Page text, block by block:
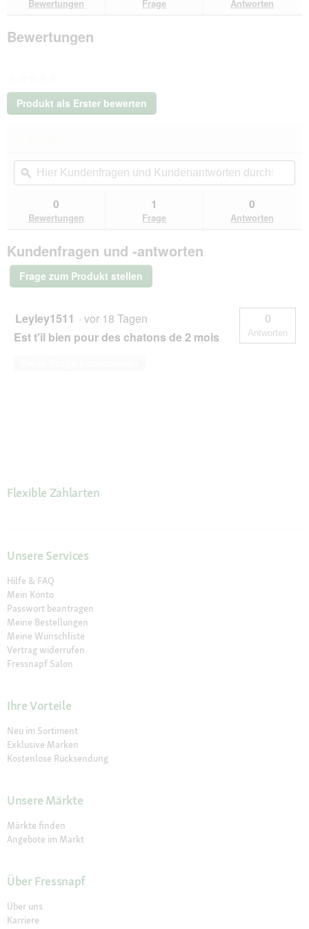
Katze
300
Bewertungen Frage Antworten
Bewertungen
Kein
Beurteilungswert
Produkt als Erster bewerten
.
wird
ein
Dialogfeld
geöffnet.
Beurteilungswert
für
Kitty's
Trockenfutter
Katze
300
Hier
Kundenfragen
und
Kundenantworten
durchsuchen
ϙ
0
Bewertungen
1
Frage
0
Antworten
Kundenfragen und -antworten
Frage zum Produkt stellen
Leyley1511 · vor 18 Tagen
Est t'il bien pour des chatons de 2 mois
0
Antworten
Flexible Zahlarten
Unsere Services
Hilfe & FAQ
Mein Konto
Passwort beantragen
Meine Bestellungen
Meine Wunschliste
Vertrag widerrufen
Fressnapf Salon
Ihre Vorteile
Neu im Sortiment
Exklusive Marken
Kostenlose Rücksendung
Unsere Märkte
Märkte finden
Angebote im Markt
Über Fressnapf
Über uns
Karriere